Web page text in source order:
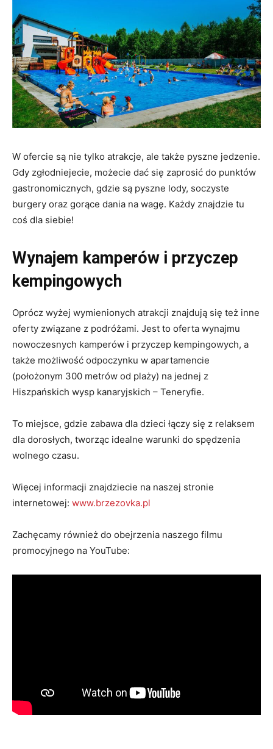
W ofercie są nie tylko atrakcje, ale także pyszne jedzenie.
Gdy zgłodniejecie, możecie dać się zaprosić do punktów
gastronomicznych, gdzie są pyszne lody, soczyste
burgery oraz gorące dania na wagę. Każdy znajdzie tu
coś dla siebie!
Wynajem kamperów i przyczep
kempingowych
Oprócz wyżej wymienionych atrakcji znajdują się też inne
oferty związane z podróżami. Jest to oferta wynajmu
nowoczesnych kamperów i przyczep kempingowych, a
także możliwość odpoczynku w apartamencie
(położonym 300 metrów od plaży) na jednej z
Hiszpańskich wysp kanaryjskich – Teneryfie.
To miejsce, gdzie zabawa dla dzieci łączy się z relaksem
dla dorosłych, tworząc idealne warunki do spędzenia
wolnego czasu.
Więcej informacji znajdziecie na naszej stronie
internetowej: www.brzezovka.pl
Zachęcamy również do obejrzenia naszego filmu
promocyjnego na YouTube: